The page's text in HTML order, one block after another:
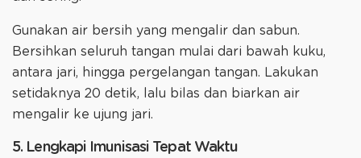
Gunakan air bersih yang mengalir dan sabun.
Bersihkan seluruh tangan mulai dari bawah kuku,
antara jari, hingga pergelangan tangan. Lakukan
setidaknya 20 detik, lalu bilas dan biarkan air
mengalir ke ujung jari.
5. Lengkapi Imunisasi Tepat Waktu